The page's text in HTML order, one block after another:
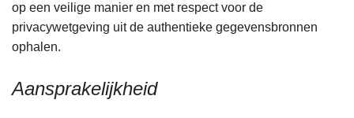
op een veilige manier en met respect voor de
privacywetgeving uit de authentieke gegevensbronnen
ophalen.
Aansprakelijkheid